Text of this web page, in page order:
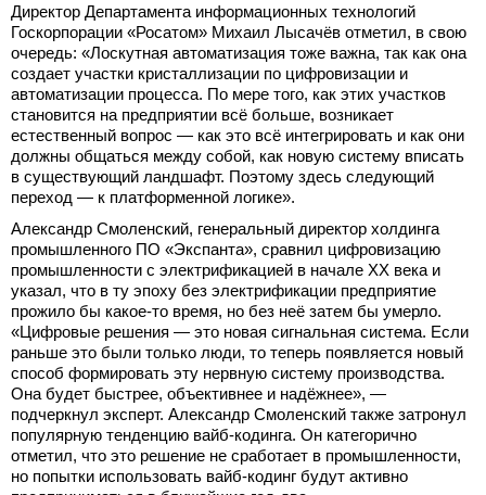
Директор Департамента информационных технологий
Госкорпорации «Росатом» Михаил Лысачёв отметил, в свою
очередь: «Лоскутная автоматизация тоже важна, так как она
создает участки кристаллизации по цифровизации и
автоматизации процесса. По мере того, как этих участков
становится на предприятии всё больше, возникает
естественный вопрос — как это всё интегрировать и как они
должны общаться между собой, как новую систему вписать
в существующий ландшафт. Поэтому здесь следующий
переход — к платформенной логике».
Александр Смоленский, генеральный директор холдинга
промышленного ПО «Экспанта», сравнил цифровизацию
промышленности с электрификацией в начале ХХ века и
указал, что в ту эпоху без электрификации предприятие
прожило бы какое-то время, но без неё затем бы умерло.
«Цифровые решения — это новая сигнальная система. Если
раньше это были только люди, то теперь появляется новый
способ формировать эту нервную систему производства.
Она будет быстрее, объективнее и надёжнее», —
подчеркнул эксперт. Александр Смоленский также затронул
популярную тенденцию вайб-кодинга. Он категорично
отметил, что это решение не сработает в промышленности,
но попытки использовать вайб-кодинг будут активно